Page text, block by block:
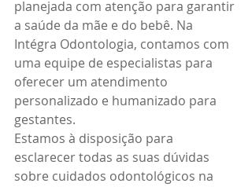
planejada com atenção para garantir
a saúde da mãe e do bebê. Na
Intégra Odontologia, contamos com
uma equipe de especialistas para
oferecer um atendimento
personalizado e humanizado para
gestantes.
Estamos à disposição para
esclarecer todas as suas dúvidas
sobre cuidados odontológicos na